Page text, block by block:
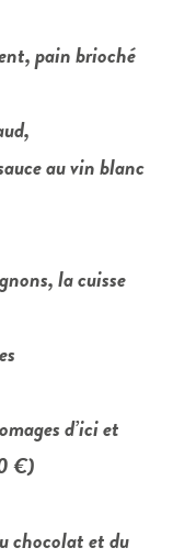
pain brioché
au vin blanc
la cuisse
d’ici et
€)
chocolat et du